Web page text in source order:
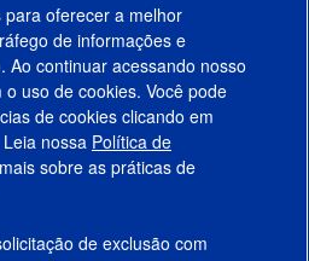
para oferecer a melhor
de informações e
Ao continuar acessando nosso
uso de cookies. Você pode
de cookies clicando em
nossa Política de
sobre as práticas de
de exclusão com